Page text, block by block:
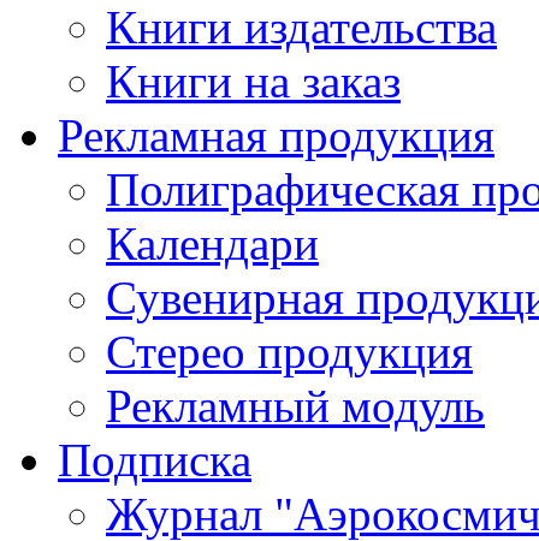
Книги издательства
Книги на заказ
Рекламная продукция
Полиграфическая
Календари
Сувенирная
Стерео продукция
Рекламный модуль
Подписка
Журнал